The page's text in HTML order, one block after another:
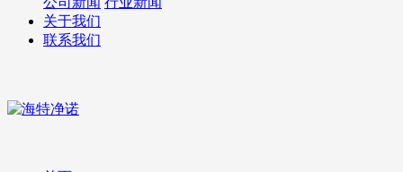
关于我们
联系我们